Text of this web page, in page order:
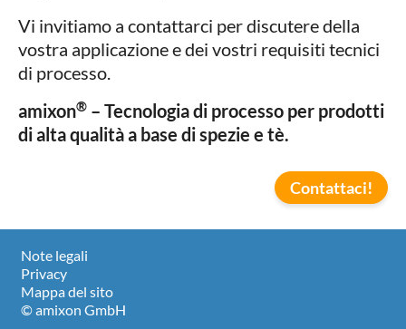
Vi invitiamo a contattarci per discutere della
vostra applicazione e dei vostri requisiti tecnici
di processo.
amixon® – Tecnologia di processo per prodotti
di alta qualità a base di spezie e tè.
Contattaci!
Note legali
Privacy
Mappa del sito
© amixon GmbH